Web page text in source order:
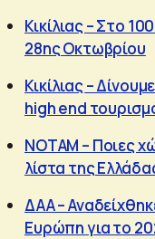
Κικίλιας – Στο
28ης Οκτωβρίου
Κικίλιας –
high end
ΝΟΤΑΜ – Ποιες
λίστα της
ΔΑΑ –
Ευρώπη για το